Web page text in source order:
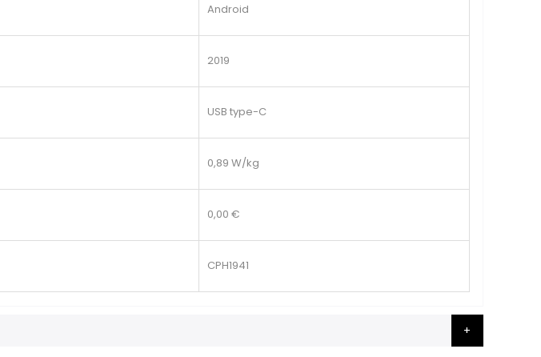
Android
2019
USB type-C
0,89 W/kg
0,00 €
CPH1941